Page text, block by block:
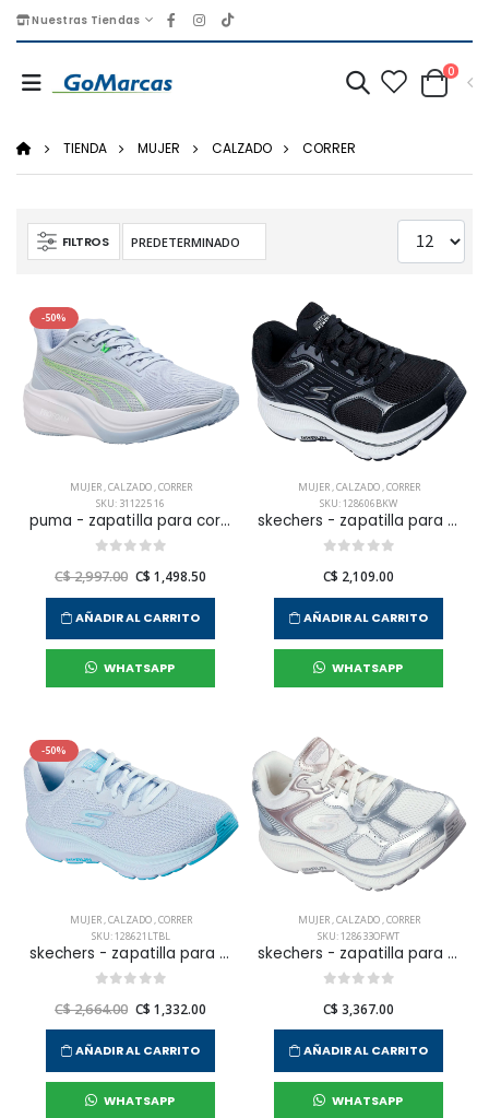
Nuestras Tiendas
0
TIENDA MUJER CALZADO CORRER
FILTROS
-50%
MUJER,CALZADO,CORRER
SKU: 311225 16
puma - zapatilla para correr darter pro para mujer
C$ 2,997.00 C$ 1,498.50
AÑADIR AL CARRITO
WHATSAPP
MUJER,CALZADO,CORRER
SKU: 128606BKW
skechers - zapatilla para correr go run consistent 2.0 para mujer
C$ 2,109.00
AÑADIR AL CARRITO
WHATSAPP
-50%
MUJER,CALZADO,CORRER
SKU: 128621LTBL
skechers - zapatilla para correr go consistent 2.0 para mujer
C$ 2,664.00 C$ 1,332.00
AÑADIR AL CARRITO
WHATSAPP
MUJER,CALZADO,CORRER
SKU: 128633OFWT
skechers - zapatilla para correr go run consistent 2.0 para mujer
C$ 3,367.00
AÑADIR AL CARRITO
WHATSAPP